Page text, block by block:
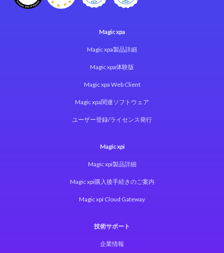
Magic xpa
Magic xpa製品詳細
Magic xpa体験版
Magic xpa Web Client
Magic xpa関連ソフトウェア
ユーザー登録/ライセンス発行
Magic xpi
Magic xpi製品詳細
Magic xpi購入後手続きのご案内
Magic xpi Cloud Gateway
技術サポート
企業情報